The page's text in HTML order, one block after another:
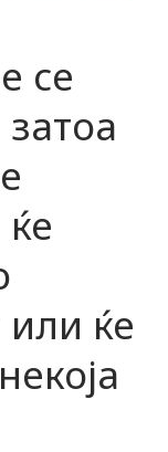
се
или ќе